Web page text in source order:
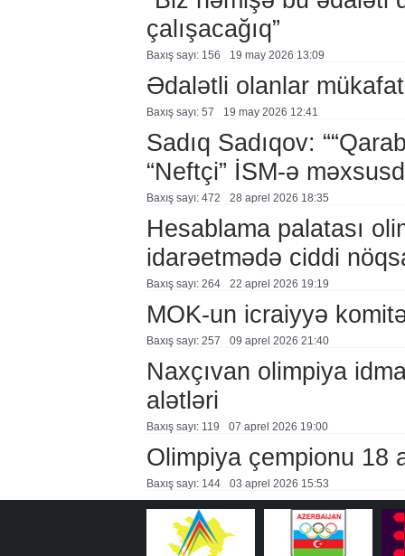
çalışacağıq”
Baxış sayı: 156 19 may 2026 13:09
Ədalətli olanlar
Baxış sayı: 57 19 may 2026 12:41
Sadıq Sadıqov:
“Neftçi” İSM-ə
Baxış sayı: 472 28 aprel 2026 18:35
Hesablama palatası
idarəetmədə ciddi
Baxış sayı: 264 22 aprel 2026 19:19
MOK-un icraiyyə
Baxış sayı: 257 09 aprel 2026 21:40
Naxçıvan olimpiya
alətləri
Baxış sayı: 119 07 aprel 2026 19:00
Olimpiya çempionu 18
Baxış sayı: 144 03 aprel 2026 15:53